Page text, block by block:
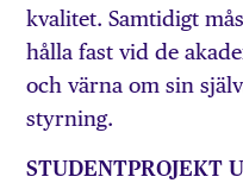
kvalitet. Samtidigt
hålla fast vid de
och värna om sin
styrning.
STUDENTPROJEKT